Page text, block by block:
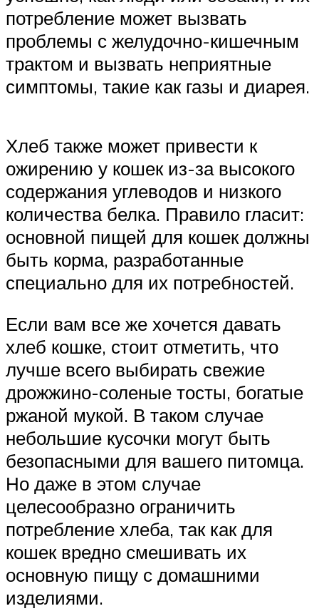
потребление может вызвать
проблемы с желудочно-кишечным
трактом и вызвать неприятные
симптомы, такие как газы и диарея.
Хлеб также может привести к
ожирению у кошек из-за высокого
содержания углеводов и низкого
количества белка. Правило гласит:
основной пищей для кошек должны
быть корма, разработанные
специально для их потребностей.
Если вам все же хочется давать
хлеб кошке, стоит отметить, что
лучше всего выбирать свежие
дрожжино-соленые тосты, богатые
ржаной мукой. В таком случае
небольшие кусочки могут быть
безопасными для вашего питомца.
Но даже в этом случае
целесообразно ограничить
потребление хлеба, так как для
кошек вредно смешивать их
основную пищу с домашними
изделиями.